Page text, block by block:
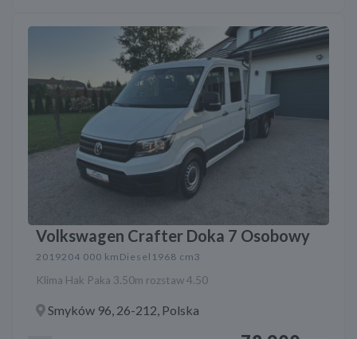
Volkswagen Crafter Doka 7 Osobowy
2019204 000 km Diesel 1968 cm3
Klima Hak Paka 3.50m rozstaw 4.50
Smyków 96, 26-212, Polska